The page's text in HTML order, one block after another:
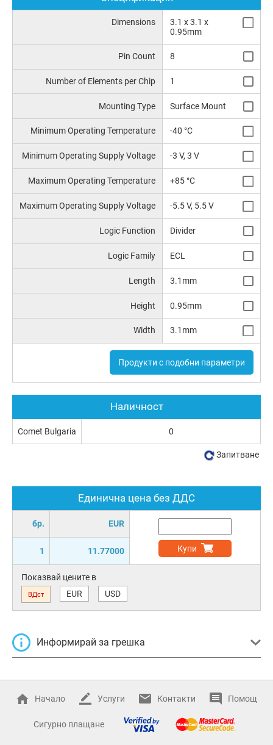
Dimensions
3.1 x 3.1 x
0.95mm
Pin Count 8
Number of Elements per Chip 1
Mounting Type Surface Mount
Minimum Operating Temperature -40 °C
Minimum Operating Supply Voltage -3 V, 3 V
Maximum Operating Temperature +85 °C
Maximum Operating Supply Voltage -5.5 V, 5.5 V
Logic Function Divider
Logic Family ECL
Length 3.1mm
Height 0.95mm
Width 3.1mm
Продукти с подобни параметри
Единична цена без ДДС
бр. EUR
1 11.77000 Купи
Показвай цените в
ВДст EUR USD
Информирай за грешка
Наличност
Comet Bulgaria 0
Запитване
Начало Услуги Контакти Помощ
Сигурно плащане